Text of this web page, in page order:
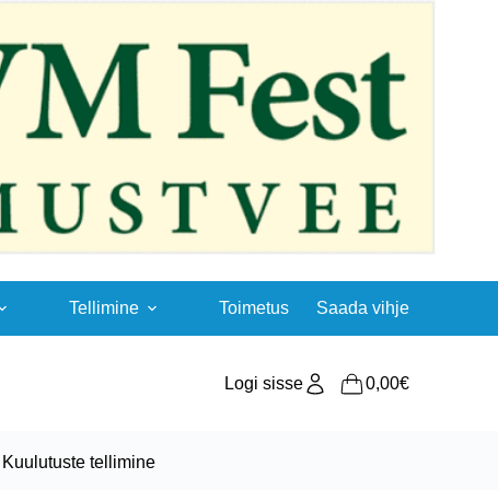
Tellimine Toimetus Saada vihje
Logi sisse
Shopping
0,00€
Kuulutuste tellimine